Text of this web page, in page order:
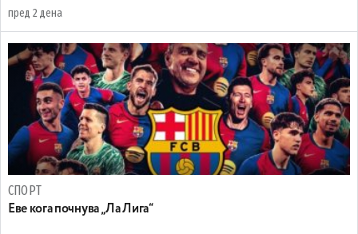
пред 2 дена
СПОРТ
Еве кога почнува „Ла Лига“